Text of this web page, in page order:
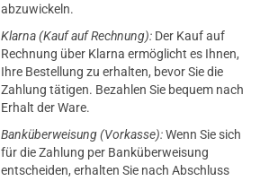
abzuwickeln.
Klarna (Kauf auf Rechnung): Der Kauf auf
Rechnung über Klarna ermöglicht es Ihnen,
Ihre Bestellung zu erhalten, bevor Sie die
Zahlung tätigen. Bezahlen Sie bequem nach
Erhalt der Ware.
Banküberweisung (Vorkasse):Wenn Sie sich
für die Zahlung per Banküberweisung
entscheiden, erhalten Sie nach Abschluss